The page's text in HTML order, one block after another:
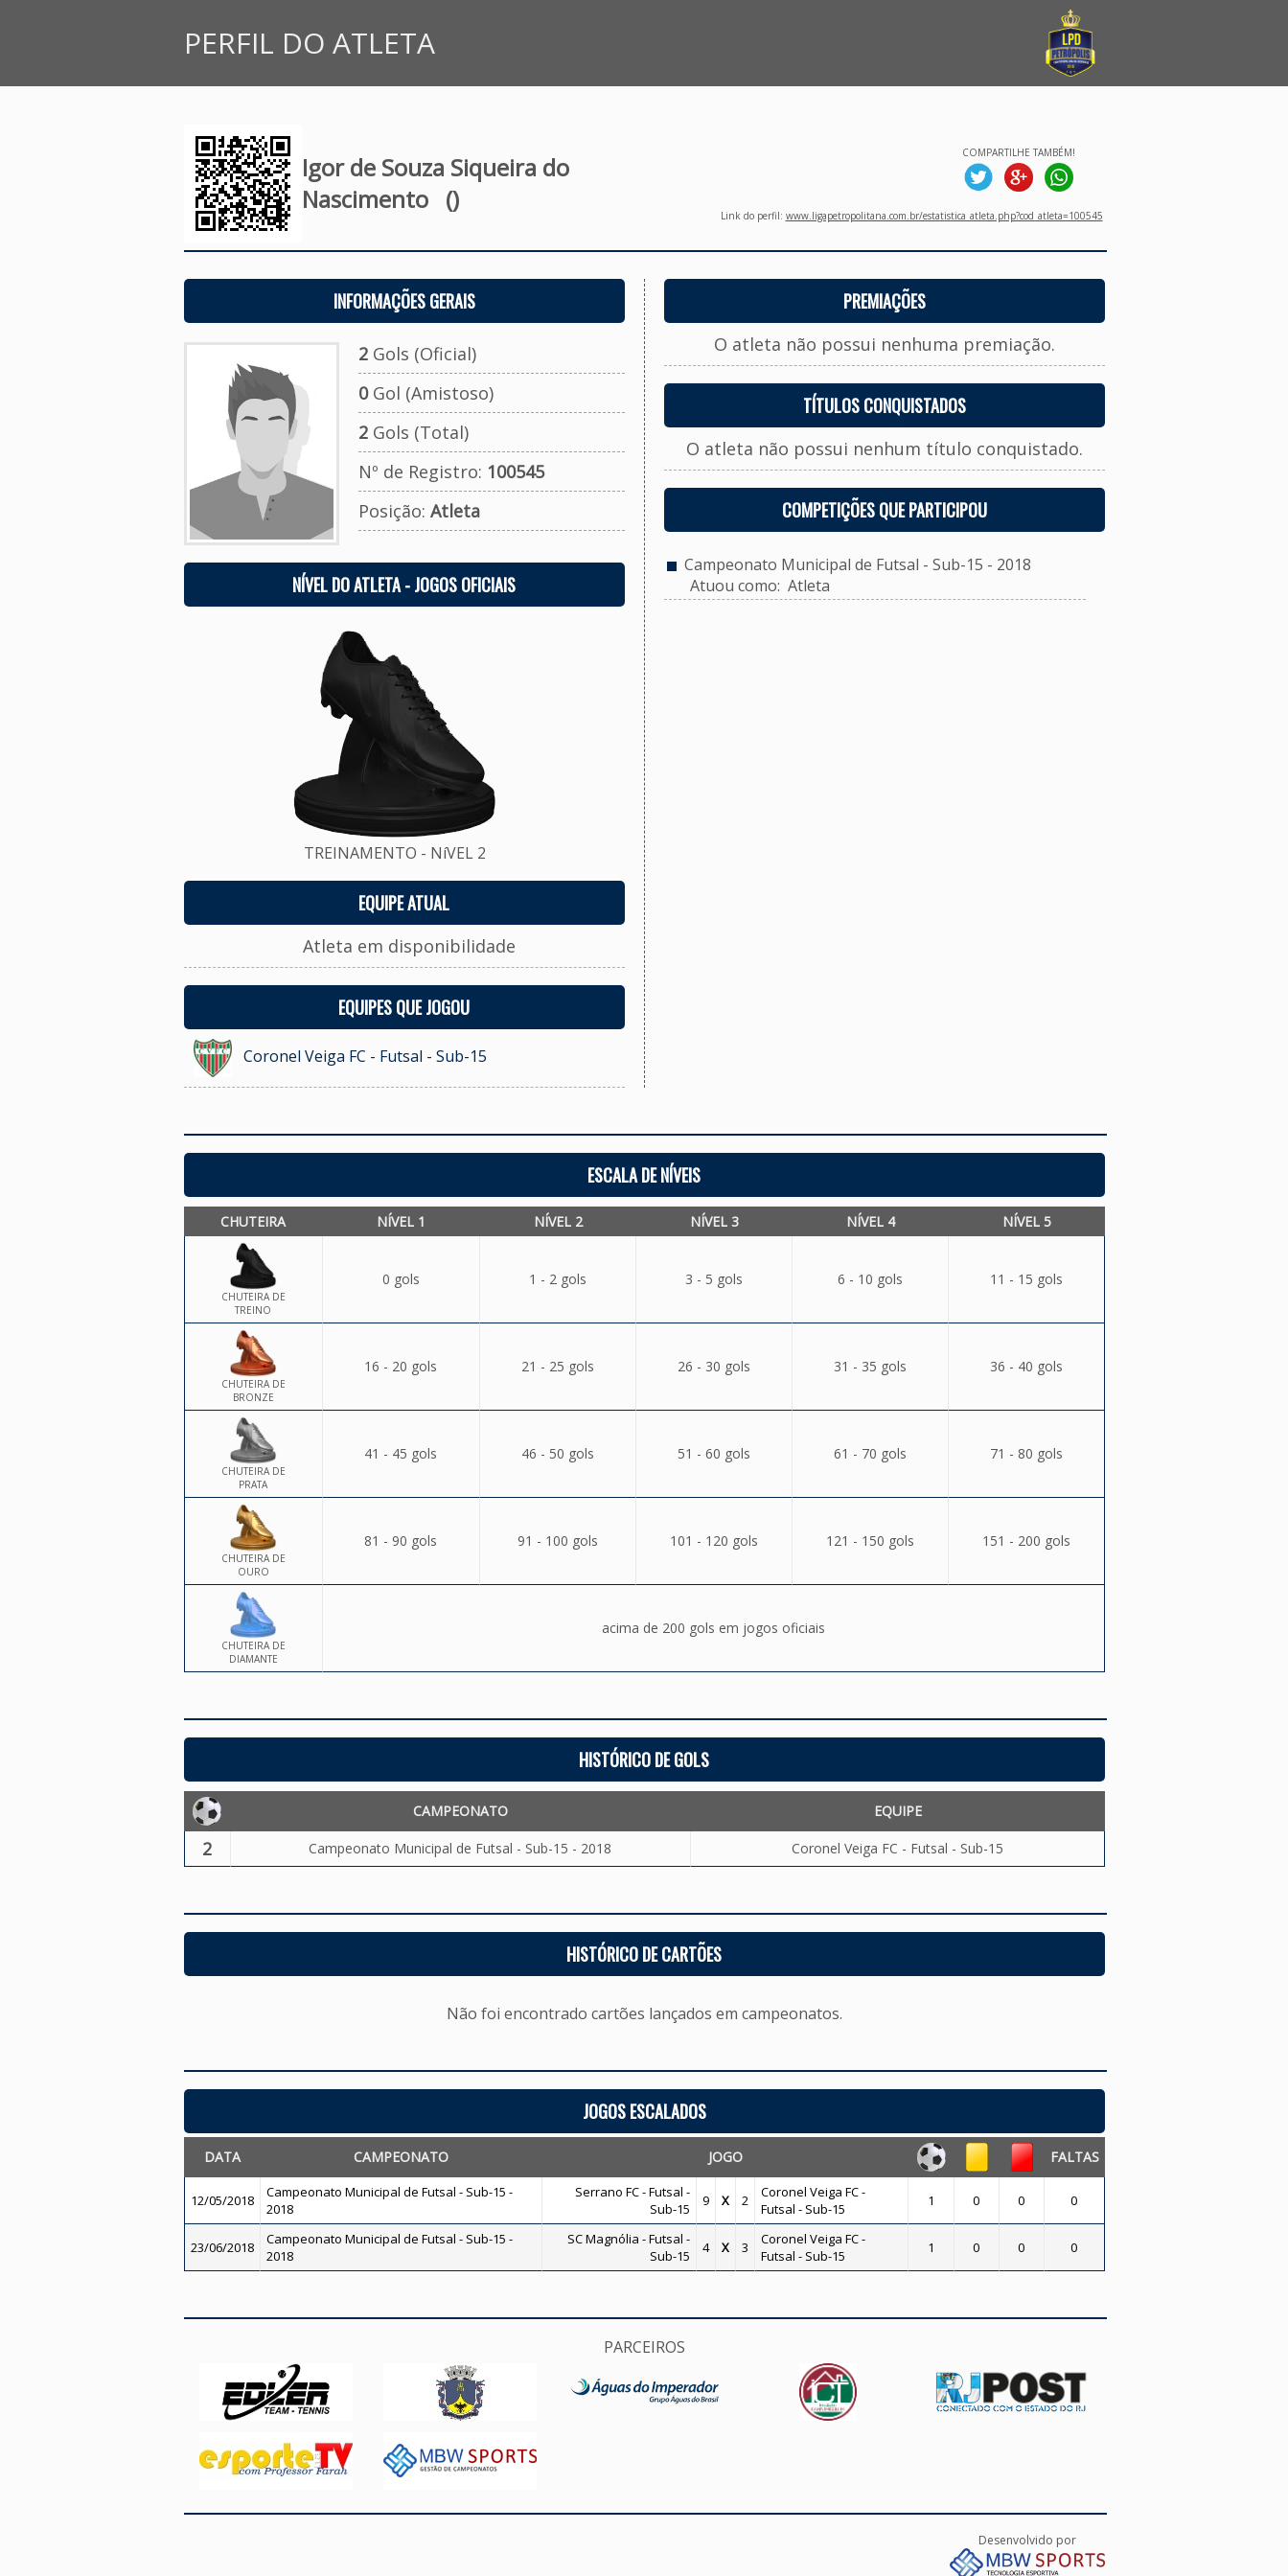
PERFIL DO ATLETA
Igor de Souza Siqueira do
Nascimento ()
COMPARTILHE TAMBÉM!
Link do perfil: www.ligapetropolitana.com.br/estatistica_atleta.php?cod_atleta=100545
INFORMAÇÕES GERAIS
2Gols (Oficial)
0Gol (Amistoso)
2Gols (Total)
Nº de Registro: 100545
Posição: Atleta
NÍVEL DO ATLETA - JOGOS OFICIAIS
TREINAMENTO - NíVEL 2
EQUIPE ATUAL
Atleta em disponibilidade
EQUIPES QUE JOGOU
Coronel Veiga FC - Futsal - Sub-15
PREMIAÇÕES
O atleta não possui nenhuma premiação.
TÍTULOS CONQUISTADOS
O atleta não possui nenhum título conquistado.
COMPETIÇÕES QUE PARTICIPOU
Campeonato Municipal de Futsal - Sub-15 - 2018
Atuou como: Atleta
ESCALA DE NÍVEIS
CHUTEIRA NÍVEL 1 NÍVEL 2 NÍVEL 3 NÍVEL 4 NÍVEL 5
CHUTEIRA DE
TREINO
0 gols 1 - 2 gols 3 - 5 gols 6 - 10 gols 11 - 15 gols
CHUTEIRA DE
BRONZE
16 - 20 gols 21 - 25 gols 26 - 30 gols 31 - 35 gols 36 - 40 gols
CHUTEIRA DE
PRATA
41 - 45 gols 46 - 50 gols 51 - 60 gols 61 - 70 gols 71 - 80 gols
CHUTEIRA DE
OURO
81 - 90 gols 91 - 100 gols 101 - 120 gols 121 - 150 gols 151 - 200 gols
CHUTEIRA DE
DIAMANTE
acima de 200 gols em jogos oficiais
HISTÓRICO DE GOLS
CAMPEONATO EQUIPE
2 Campeonato Municipal de Futsal - Sub-15 - 2018 Coronel Veiga FC - Futsal - Sub-15
HISTÓRICO DE CARTÕES
Não foi encontrado cartões lançados em campeonatos.
JOGOS ESCALADOS
DATA CAMPEONATO JOGO FALTAS
12/05/2018
Campeonato Municipal de Futsal - Sub-15 -
2018
Serrano FC - Futsal -
Sub-15
9 X 2
Coronel Veiga FC -
Futsal - Sub-15
1 0 0 0
23/06/2018
Campeonato Municipal de Futsal - Sub-15 -
2018
SC Magnólia - Futsal -
Sub-15
4 X 3
Coronel Veiga FC -
Futsal - Sub-15
1 0 0 0
PARCEIROS
Desenvolvido por